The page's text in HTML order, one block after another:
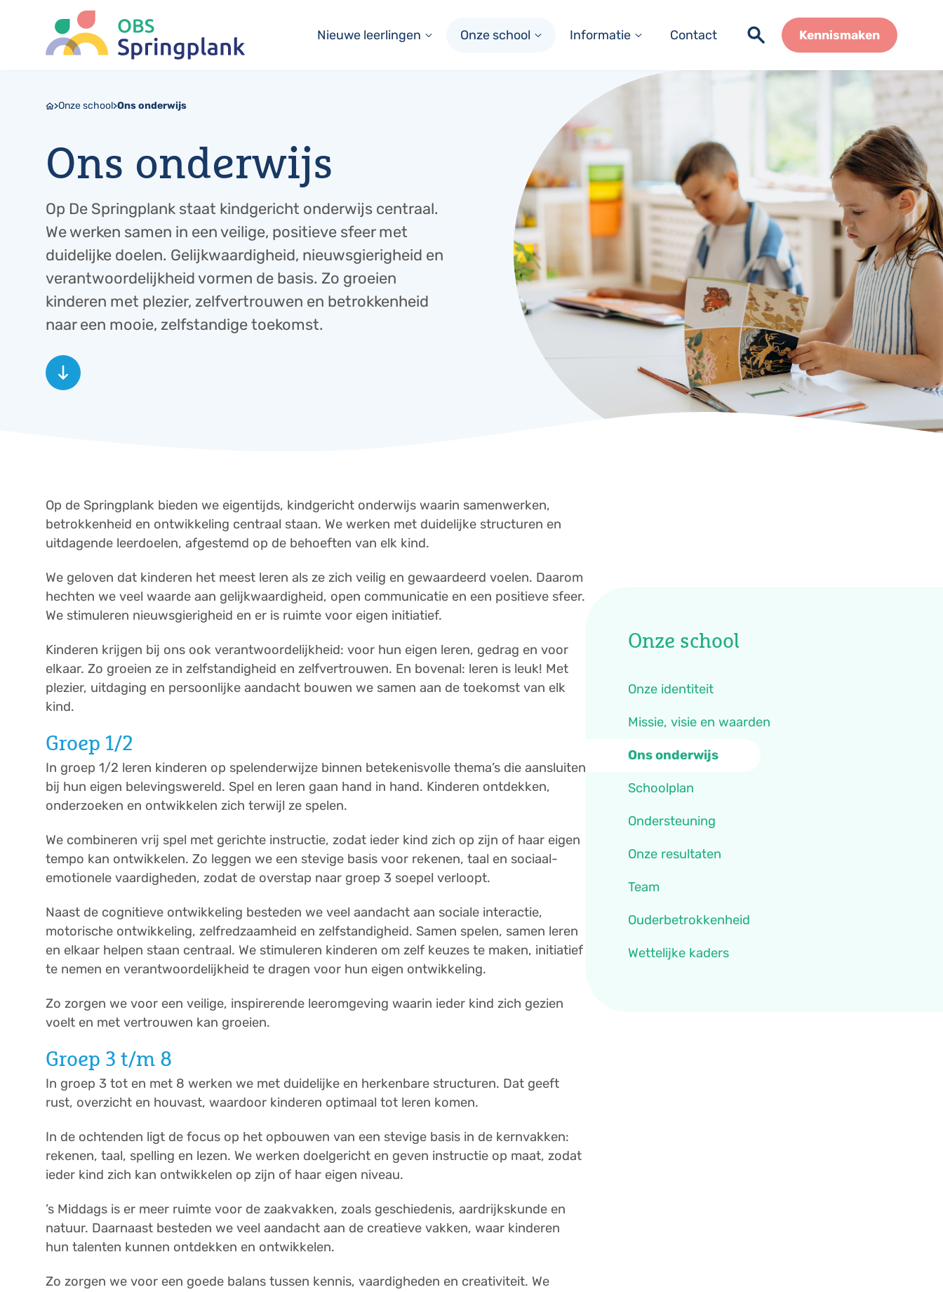
Nieuwe leerlingen Onze school Informatie Contact Kennismaken
Onze school Ons onderwijs
Ons onderwijs
Op De Springplank staat kindgericht onderwijs centraal.
We werken samen in een veilige, positieve sfeer met
duidelijke doelen. Gelijkwaardigheid, nieuwsgierigheid en
verantwoordelijkheid vormen de basis. Zo groeien
kinderen met plezier, zelfvertrouwen en betrokkenheid
naar een mooie, zelfstandige toekomst.
Op de Springplank bieden we eigentijds, kindgericht onderwijs waarin samenwerken,
betrokkenheid en ontwikkeling centraal staan. We werken met duidelijke structuren en
uitdagende leerdoelen, afgestemd op de behoeften van elk kind.
We geloven dat kinderen het meest leren als ze zich veilig en gewaardeerd voelen. Daarom
hechten we veel waarde aan gelijkwaardigheid, open communicatie en een positieve sfeer.
We stimuleren nieuwsgierigheid en er is ruimte voor eigen initiatief.
Kinderen krijgen bij ons ook verantwoordelijkheid: voor hun eigen leren, gedrag en voor
elkaar. Zo groeien ze in zelfstandigheid en zelfvertrouwen. En bovenal: leren is leuk! Met
plezier, uitdaging en persoonlijke aandacht bouwen we samen aan de toekomst van elk
kind.
Groep 1/2
In groep 1/2 leren kinderen op spelenderwijze binnen betekenisvolle thema’s die aansluiten
bij hun eigen belevingswereld. Spel en leren gaan hand in hand. Kinderen ontdekken,
onderzoeken en ontwikkelen zich terwijl ze spelen.
We combineren vrij spel met gerichte instructie, zodat ieder kind zich op zijn of haar eigen
tempo kan ontwikkelen. Zo leggen we een stevige basis voor rekenen, taal en sociaal-
emotionele vaardigheden, zodat de overstap naar groep 3 soepel verloopt.
Naast de cognitieve ontwikkeling besteden we veel aandacht aan sociale interactie,
motorische ontwikkeling, zelfredzaamheid en zelfstandigheid. Samen spelen, samen leren
en elkaar helpen staan centraal. We stimuleren kinderen om zelf keuzes te maken, initiatief
te nemen en verantwoordelijkheid te dragen voor hun eigen ontwikkeling.
Zo zorgen we voor een veilige, inspirerende leeromgeving waarin ieder kind zich gezien
voelt en met vertrouwen kan groeien.
Groep 3 t/m 8
In groep 3 tot en met 8 werken we met duidelijke en herkenbare structuren. Dat geeft
rust, overzicht en houvast, waardoor kinderen optimaal tot leren komen.
In de ochtenden ligt de focus op het opbouwen van een stevige basis in de kernvakken:
rekenen, taal, spelling en lezen. We werken doelgericht en geven instructie op maat, zodat
ieder kind zich kan ontwikkelen op zijn of haar eigen niveau.
’s Middags is er meer ruimte voor de zaakvakken, zoals geschiedenis, aardrijkskunde en
natuur. Daarnaast besteden we veel aandacht aan de creatieve vakken, waar kinderen
hun talenten kunnen ontdekken en ontwikkelen.
Zo zorgen we voor een goede balans tussen kennis, vaardigheden en creativiteit. We
Onze school
Onze identiteit
Missie, visie en waarden
Ons onderwijs
Schoolplan
Ondersteuning
Onze resultaten
Team
Ouderbetrokkenheid
Wettelijke kaders